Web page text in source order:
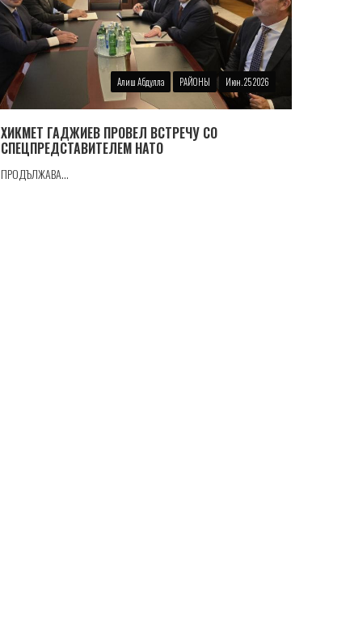
Алиш Абдулла РАЙОНЫ Июн. 25 2026
ХИКМЕТ ГАДЖИЕВ ПРОВЕЛ ВСТРЕЧУ СО
СПЕЦПРЕДСТАВИТЕЛЕМ НАТО
ПРОДЪЛЖАВА...